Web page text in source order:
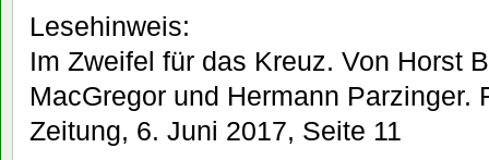
Lesehinweis:
Im Zweifel für das Kreuz. Von Horst
MacGregor und Hermann Parzinger.
Zeitung, 6. Juni 2017, Seite 11